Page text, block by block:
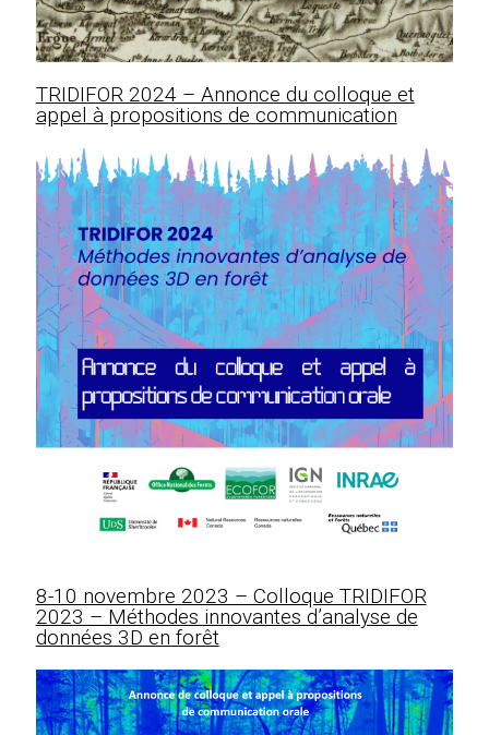
TRIDIFOR 2024 – Annonce du colloque et
appel à propositions de communication
8-10 novembre 2023 – Colloque TRIDIFOR
2023 – Méthodes innovantes d’analyse de
données 3D en forêt